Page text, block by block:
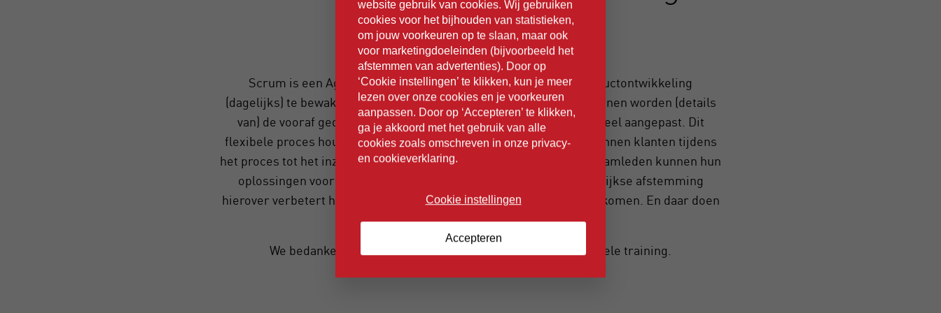
Scrum is een Agile Software Development Framework om productontwikkeling
(dagelijks) te bewaken. Door middel van stand ups met alle betrokkenen worden (details
van) de vooraf gedefinieerde ‘brokken’ werk besproken en eventueel aangepast. Dit
flexibele proces houdt daarbij rekening met nieuwe inzichten; zo kunnen klanten tijdens
het proces tot het inzicht komen dat hun wensen veranderd zijn en teamleden kunnen hun
oplossingen voor de meest efficiënte werkwijze inbrengen. Dagelijkse afstemming
hierover verbetert het proces om tot optimale klanttevredenheid te komen. En daar doen
we het voor.
We bedanken opleidingsinstituut StarTel voor de professionele training.
website gebruik van cookies. Wij gebruiken
cookies voor het bijhouden van statistieken,
om jouw voorkeuren op te slaan, maar ook
voor marketingdoeleinden (bijvoorbeeld het
afstemmen van advertenties). Door op
‘Cookie instellingen’ te klikken, kun je meer
lezen over onze cookies en je voorkeuren
aanpassen. Door op ‘Accepteren’ te klikken,
ga je akkoord met het gebruik van alle
cookies zoals omschreven in onze privacy-
en cookieverklaring.
Cookie instellingen
Accepteren